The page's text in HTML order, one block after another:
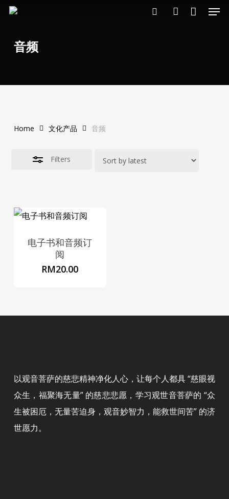
Skip
main
content
音频
Home 文化产品 音频
Filters
电子书和音频订
阅
RM20.00
以观音菩萨的慈悲精神净化人心，让每个人都具 “慈眼视
众生，福聚海无量” 的慈悲悲愿，学习观世音菩萨的 “众
生被困厄，无量苦迫身，观音妙智力，能救世间苦” 的济
世愿力。